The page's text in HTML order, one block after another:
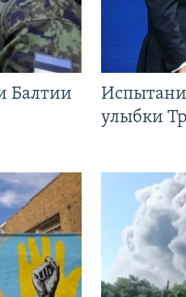
Балтии
улыбки